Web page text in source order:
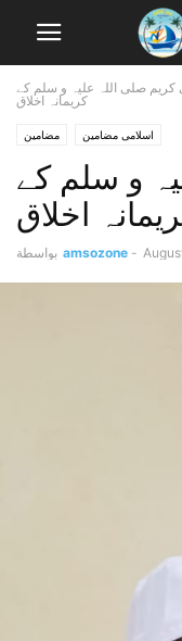
کریم صلی اللہ علیہ و سلم کے
کریمانہ اخلاق
مضامین اسلامی مضامین
و سلم کے
اخلاق
بواسطة amsozone -